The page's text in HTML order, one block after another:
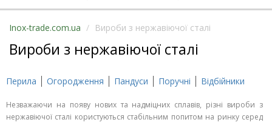
Inox-trade.com.ua Вироби з нержавіючої сталі
Вироби з нержавіючої сталі
Перила Огородження Пандуси Поручні Відбійники
Незважаючи на появу нових та надміцних сплавів, різні вироби з
нержавіючої сталі користуються стабільним попитом на ринку серед